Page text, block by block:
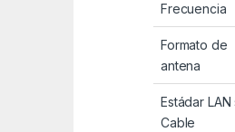
Frecuencia
Formato de
antena
Estádar LAN
Cable